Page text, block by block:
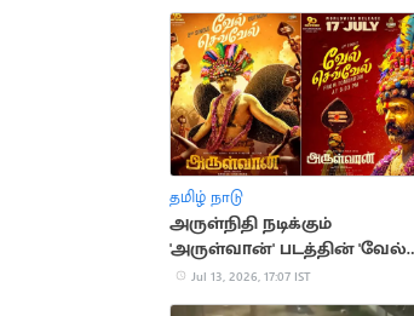
தமிழ் நாடு
அருள்நிதி நடிக்கும்
'அருள்வான்' படத்தின் 'வேல்
செவ்வேல்' பாடல்
வெளியானது
Jul 13, 2026, 17:07 IST